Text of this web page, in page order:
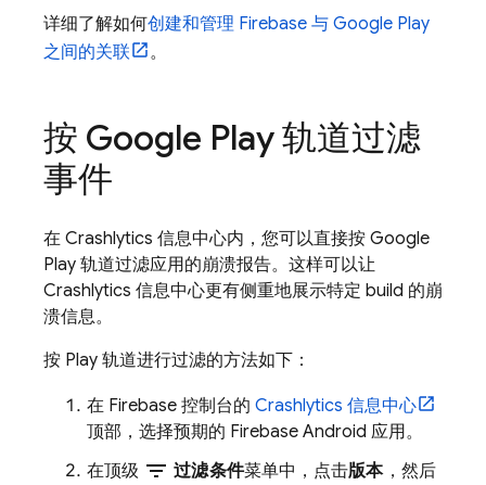
详细了解如何创建和管理 Firebase 与 Google Play
之间的关联
。
按 Google Play轨道过滤
事件
在 Crashlytics 信息中心内，您可以直接按 Google
Play 轨道过滤应用的崩溃报告。这样可以让
Crashlytics 信息中心更有侧重地展示特定 build 的崩
溃信息。
按 Play 轨道进行过滤的方法如下：
在 Firebase 控制台的 Crashlytics 信息中心
顶部，选择预期的 Firebase Android 应用。
在顶级 filter_list 过滤条件菜单中，点击版本，然后